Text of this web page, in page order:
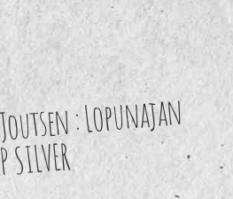
: Lopunajan